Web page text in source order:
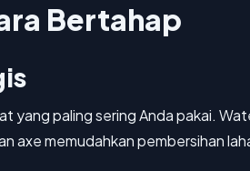
Bertahap
yang paling sering Anda pakai.
axe memudahkan pembersihan